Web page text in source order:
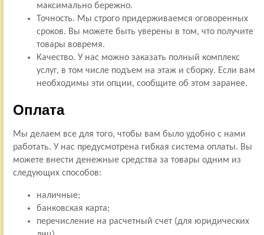
максимально бережно.
Точность. Мы строго придерживаемся оговоренных
сроков. Вы можете быть уверены в том, что получите
товары вовремя.
Качество. У нас можно заказать полный комплекс
услуг, в том числе подъем на этаж и сборку. Если вам
необходимы эти опции, сообщите об этом заранее.
Оплата
Мы делаем все для того, чтобы вам было удобно с нами
работать. У нас предусмотрена гибкая система оплаты. Вы
можете внести денежные средства за товары одним из
следующих способов:
наличные;
банковская карта;
перечисление на расчетный счет (для юридических